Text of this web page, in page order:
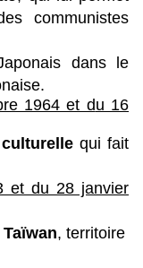
communistes
dans le
1964 et du 16
qui fait
et du 28 janvier
, territoire